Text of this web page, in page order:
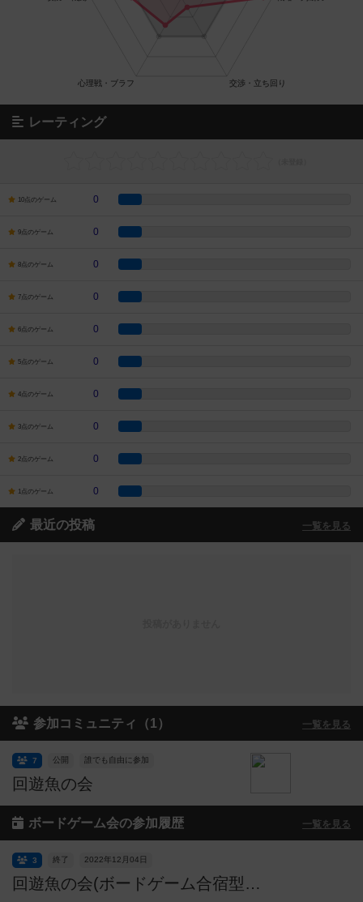
レーティング
10点のゲーム 0
9点のゲーム 0
8点のゲーム 0
7点のゲーム 0
6点のゲーム 0
5点のゲーム 0
4点のゲーム 0
3点のゲーム 0
2点のゲーム 0
1点のゲーム 0
最近の投稿 一覧を見る
参加コミュニティ（1） 一覧を見る
回遊魚の会
公開 誰でも自由に参加
7
ボードゲーム会の参加履歴 一覧を見る
回遊魚の会(ボードゲーム合宿型オープン会＠立川)
終了 2022年12月04日
3